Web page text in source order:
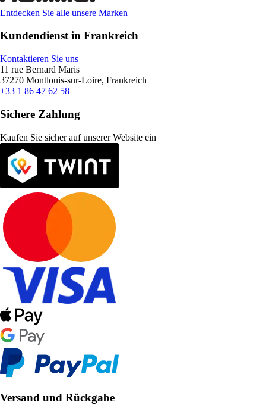
Entdecken Sie alle unsere Marken
Kundendienst in Frankreich
Kontaktieren Sie uns
11 rue Bernard Maris
37270 Montlouis-sur-Loire, Frankreich
+33 1 86 47 62 58
Sichere Zahlung
Kaufen Sie sicher auf unserer Website ein
Versand und Rückgabe